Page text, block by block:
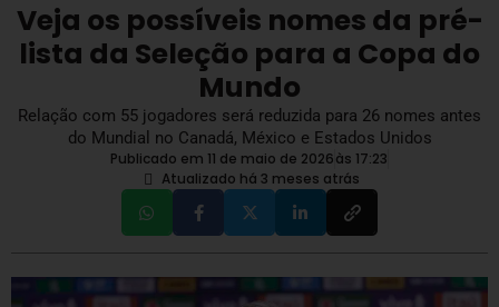
Veja os possíveis nomes da pré-
lista da Seleção para a Copa do
Mundo
Relação com 55 jogadores será reduzida para 26 nomes antes
do Mundial no Canadá, México e Estados Unidos
Publicado em 11 de maio de 2026às 17:23
Atualizado há 3 meses atrás